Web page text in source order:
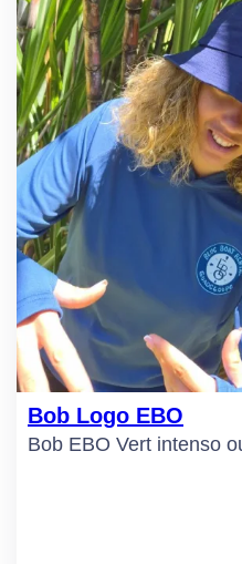
Bob Logo EBO
Bob EBO Vert intenso